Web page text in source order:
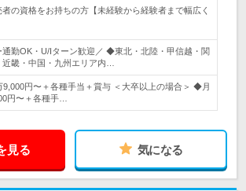
の資格をお持ちの方【未経験から経験者まで幅広く
通勤OK・U/Iターン歓迎／ ◆東北・北陸・甲信越・関
畿・中国・九州エリア内…
円〜＋各種手当＋賞与 ＜大卒以上の場合＞ ◆月
円〜＋各種手…
見る 気になる